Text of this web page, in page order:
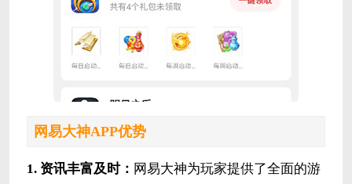
网易大神APP优势
1. 资讯丰富及时： 网易大神为玩家提供了全面的游